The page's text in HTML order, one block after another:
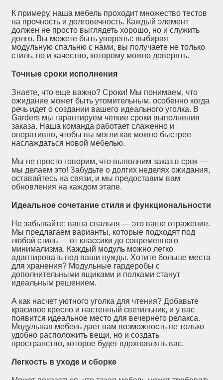
К примеру, наша мебель проходит множество тестов
на прочность и долговечность. Каждый элемент
должен не просто выглядеть хорошо, но и служить
долго. Вы можете быть уверены: выбирая
модульную спальню с нами, вы получаете не только
стиль, но и качество, которому можно доверять.
Точные сроки исполнения
Знаете, что еще важно? Сроки! Мы понимаем, что
ожидание может быть утомительным, особенно когда
речь идет о создании вашего идеального уголка. В
Garders мы гарантируем четкие сроки выполнения
заказа. Наша команда работает слаженно и
оперативно, чтобы вы могли как можно быстрее
наслаждаться новой мебелью.
Мы не просто говорим, что выполним заказ в срок —
мы делаем это! Забудьте о долгих неделях ожидания,
оставайтесь на связи, и мы предоставим вам
обновления на каждом этапе.
Идеальное сочетание стиля и функциональности
Не забывайте: ваша спальня — это ваше отражение.
Мы предлагаем варианты, которые подходят под
любой стиль — от классики до современного
минимализма. Каждый модуль можно легко
адаптировать под ваши нужды. Хотите больше места
для хранения? Модульные гардеробы с
дополнительными ящиками и полками станут
идеальным решением.
А как насчет уютного уголка для чтения? Добавьте
красивое кресло и настенный светильник, и у вас
появится идеальное место для вечернего релакса.
Модульная мебель дает вам возможность не только
удобно расположить вещи, но и создать
пространство, которое будет вдохновлять вас.
Легкость в уходе и сборке